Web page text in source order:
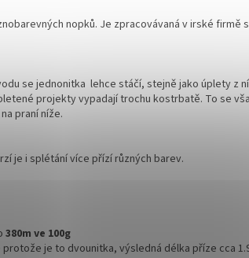
nopků. Je zpracovávaná v irské firmě
se jednonitka lehce stáčí, stejně jako úplety z
projekty vypadají trochu kostrbatě. To se
praní níže.
je i splétání více přízí různých barev.
380m ve 100g
je to dvounitka, výsledná délka příze cca